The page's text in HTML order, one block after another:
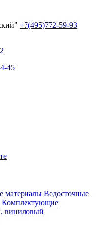
+7(495)772-59-93
45
материалы Водосточные
Комплектующие
виниловый